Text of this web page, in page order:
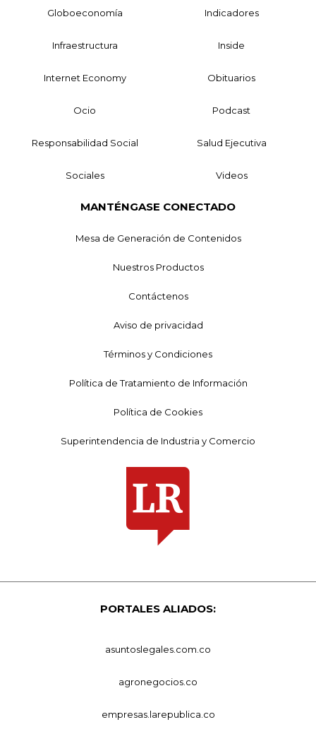
Globoeconomía Indicadores
Infraestructura Inside
Internet Economy Obituarios
Ocio Podcast
Responsabilidad Social Salud Ejecutiva
Sociales Videos
MANTÉNGASE CONECTADO
Mesa de Generación de Contenidos
Nuestros Productos
Contáctenos
Aviso de privacidad
Términos y Condiciones
Política de Tratamiento de Información
Política de Cookies
Superintendencia de Industria y Comercio
PORTALES ALIADOS:
asuntoslegales.com.co
agronegocios.co
empresas.larepublica.co